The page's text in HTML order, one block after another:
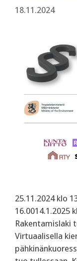
18.11.2024
25.11.2024 klo
16.0014.1.2025
Rakentamislaki
Virtuaalisella